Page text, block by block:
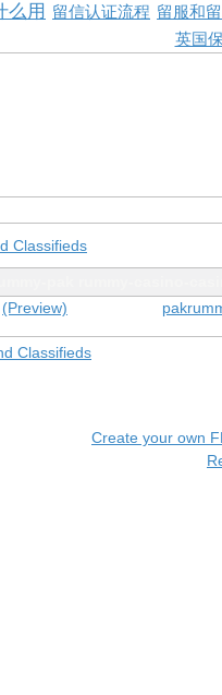
么用 留信认证流程 留服和
英国
Classifieds
(Preview)
Classifieds
Create your own